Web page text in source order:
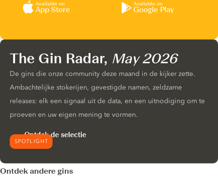
Available on
App Store
Available on
Google Play
SPOTLIGHT
The Gin Radar, May 2026
De gins die onze community deze maand in de kijker zette.
Ambachtelijke stokerijen, gevestigde namen, zeldzame
releases: elk een signaal uit de data, en een uitnodiging om te
proeven en uw eigen mening te vormen.
Ontdek de selectie
Ontdek andere gins